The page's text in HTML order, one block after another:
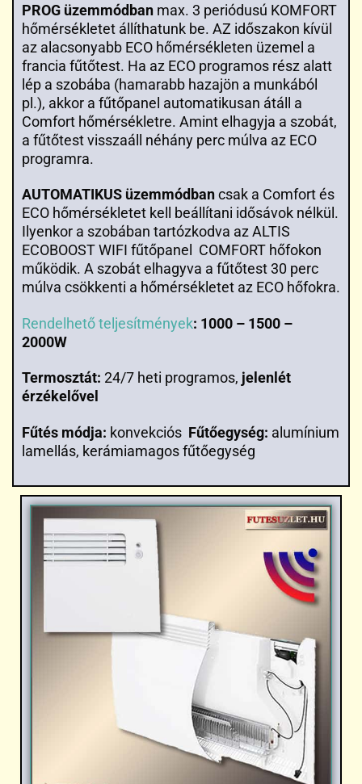
PROG üzemmódban max. 3 periódusú KOMFORT
hőmérsékletet állíthatunk be. AZ időszakon kívül
az alacsonyabb ECO hőmérsékleten üzemel a
francia fűtőtest. Ha az ECO programos rész alatt
lép a szobába (hamarabb hazajön a munkából
pl.), akkor a fűtőpanel automatikusan átáll a
Comfort hőmérsékletre. Amint elhagyja a szobát,
a fűtőtest visszaáll néhány perc múlva az ECO
programra.
AUTOMATIKUS üzemmódbancsak a Comfort és
ECO hőmérsékletet kell beállítani idősávok nélkül.
Ilyenkor a szobában tartózkodva az ALTIS
ECOBOOST WIFI fűtőpanel COMFORT hőfokon
működik. A szobát elhagyva a fűtőtest 30 perc
múlva csökkenti a hőmérsékletet az ECO hőfokra.
Rendelhető teljesítmények: 1000 – 1500 –
2000W
Termosztát: 24/7 heti programos, jelenlét
érzékelővel
Fűtés módja: konvekciós Fűtőegység: alumínium
lamellás, kerámiamagos fűtőegység